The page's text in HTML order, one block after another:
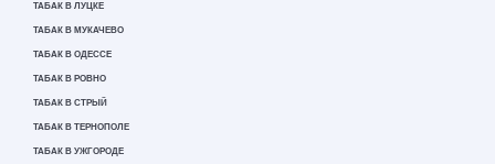
ТАБАК В ЛУЦКЕ
ТАБАК В МУКАЧЕВО
ТАБАК В ОДЕССЕ
ТАБАК В РОВНО
ТАБАК В СТРЫЙ
ТАБАК В ТЕРНОПОЛЕ
ТАБАК В УЖГОРОДЕ